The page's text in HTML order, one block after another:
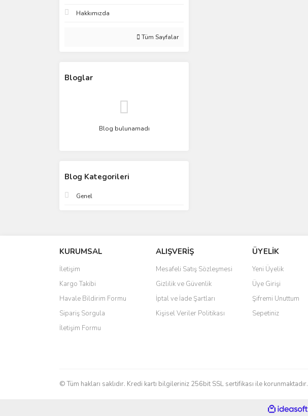
Hakkımızda
Tüm Sayfalar
Bloglar
Blog bulunamadı
Blog Kategorileri
Genel
KURUMSAL
İletişim
Kargo Takibi
Havale Bildirim Formu
Sipariş Sorgula
İletişim Formu
ALIŞVERİŞ
Mesafeli Satış Sözleşmesi
Gizlilik ve Güvenlik
İptal ve İade Şartları
Kişisel Veriler Politikası
ÜYELİK
Yeni Üyelik
Üye Girişi
Şifremi Unuttum
Sepetiniz
© Tüm hakları saklıdır. Kredi kartı bilgileriniz 256bit SSL sertifikası ile korunmaktadır.